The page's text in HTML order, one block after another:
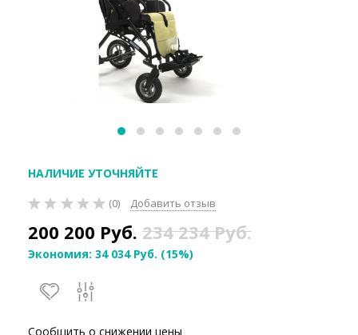
НАЛИЧИЕ УТОЧНЯЙТЕ
(0) Добавить отзыв
200 200 Руб. 234 234Руб.
Экономия: 34 034 Руб. (15%)
Сообщить о снижении цены